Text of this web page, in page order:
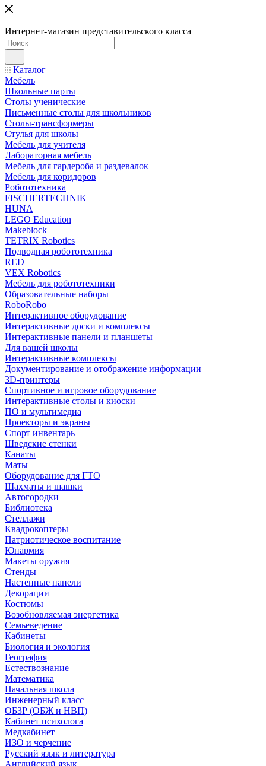
Интернет-магазин представительского класса
Каталог
Мебель
Школьные парты
Столы ученические
Письменные столы для школьников
Столы-трансформеры
Стулья для школы
Мебель для учителя
Лабораторная мебель
Мебель для гардероба и раздевалок
Мебель для коридоров
Робототехника
FISCHERTECHNIK
HUNA
LEGO Education
Makeblock
TETRIX Robotics
Подводная робототехника
RED
VEX Robotics
Мебель для робототехники
Образовательные наборы
RoboRobo
Интерактивное оборудование
Интерактивные доски и комплексы
Интерактивные панели и планшеты
Для вашей школы
Интерактивные комплексы
Документирование и отображение информации
3D-принтеры
Спортивное и игровое оборудование
Интерактивные столы и киоски
ПО и мультимедиа
Проекторы и экраны
Спорт инвентарь
Шведские стенки
Канаты
Маты
Оборудование для ГТО
Шахматы и шашки
Автогородки
Библиотека
Стеллажи
Квадрокоптеры
Патриотическое воспитание
Юнармия
Макеты оружия
Стенды
Настенные панели
Декорации
Костюмы
Возобновляемая энергетика
Семьеведение
Кабинеты
Биология и экология
География
Естествознание
Математика
Начальная школа
Инженерный класс
ОБЗР (ОБЖ и НВП)
Кабинет психолога
Медкабинет
ИЗО и черчение
Русский язык и литература
Английский язык